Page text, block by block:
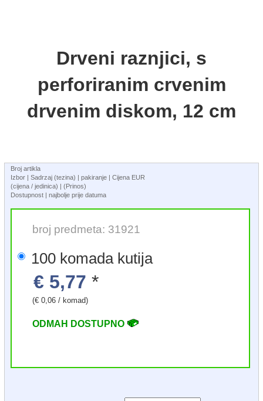
Drveni raznjici, s
perforiranim crvenim
drvenim diskom, 12 cm
Broj artikla
Izbor | Sadrzaj (tezina) | pakiranje | Cijena EUR
(cijena / jedinica) | (Prinos)
Dostupnost | najbolje prije datuma
broj predmeta: 31921
100 komada kutija
€ 5,77 *
(€ 0,06 / komad)
ODMAH DOSTUPNO